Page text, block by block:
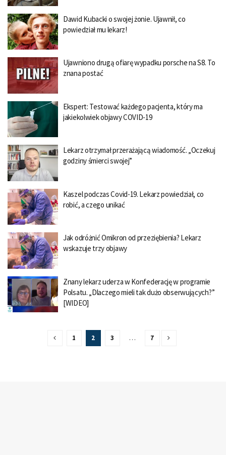
Dawid Kubacki o swojej żonie. Ujawnił, co
powiedział mu lekarz!
Ujawniono drugą ofiarę wypadku porsche na S8. To
znana postać
Ekspert: Testować każdego pacjenta, który ma
jakiekolwiek objawy COVID-19
Lekarz otrzymał przerażającą wiadomość. „Oczekuj
godziny śmierci swojej”
Kaszel podczas Covid-19. Lekarz powiedział, co
robić, a czego unikać
Jak odróżnić Omikron od przeziębienia? Lekarz
wskazuje trzy objawy
Znany lekarz uderza w Konfederację w programie
Polsatu. „Dlaczego mieli tak dużo obserwujących?”
[WIDEO]
1 2 3 … 7